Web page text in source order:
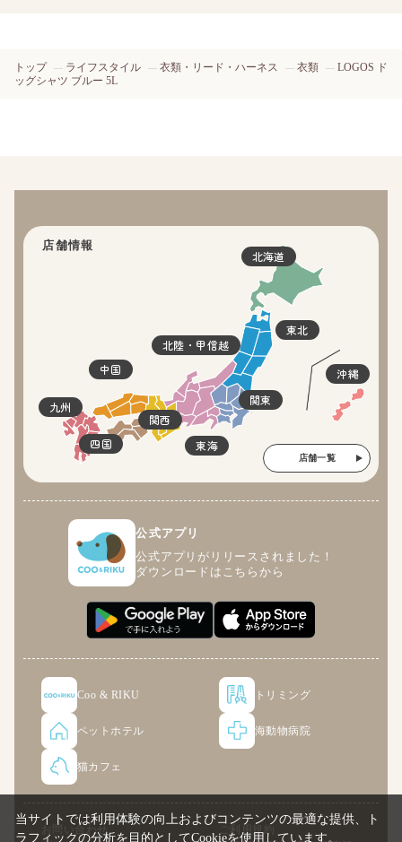
トップ ライフスタイル 衣類・リード・ハーネス 衣類
LOGOS ド
ッグシャツ ブルー 5L
店舗情報
北海道
東北
関東
北陸・甲信越
東海
関西
四国
中国
九州
沖縄
店舗一覧
公式アプリ
公式アプリがリリースされました！
ダウンロードはこちらから
Coo & RIKU トリミング
ペットホテル 海動物病院
猫カフェ
お問い合わせ
ご利用規約
当サイトでは利用体験の向上およびコンテンツの最適な提供、ト
ラフィックの分析を目的としてCookieを使用しています。